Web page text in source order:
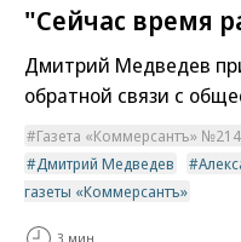
"Сейчас время
Дмитрий Медведев
обратной связи с
Газета «Коммерсантъ»
Дмитрий Медведев
газеты «Коммерсантъ»
3 мин.